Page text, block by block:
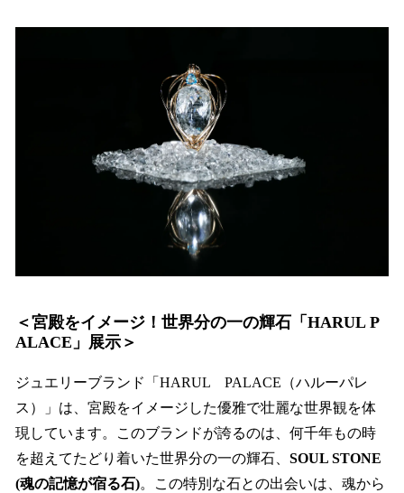
＜宮殿をイメージ！世界分の一の輝石「HARUL P
ALACE」展示＞
ジュエリーブランド「HARUL PALACE（ハルーパレ
ス）」は、宮殿をイメージした優雅で壮麗な世界観を体
現しています。このブランドが誇るのは、何千年もの時
を超えてたどり着いた世界分の一の輝石、 SOUL STONE
(魂の記憶が宿る石)。この特別な石との出会いは、魂から